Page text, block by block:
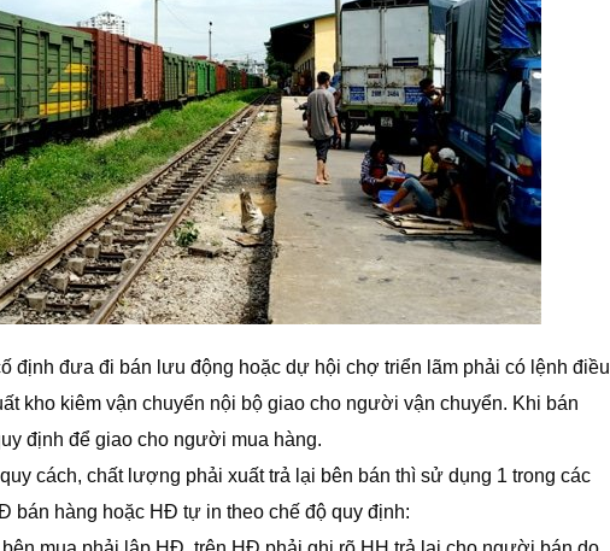
định đưa đi bán lưu động hoặc dự hội chợ triển lãm phải có lệnh điều
kho kiêm vận chuyển nội bộ giao cho người vận chuyển. Khi bán
định để giao cho người mua hàng.
cách, chất lượng phải xuất trả lại bên bán thì sử dụng 1 trong các
bán hàng hoặc HĐ tự in theo chế độ quy định: